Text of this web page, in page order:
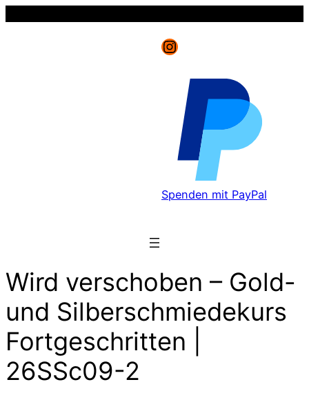
Instagram
Spenden mit PayPal
Wird verschoben – Gold-
und Silberschmiedekurs
Fortgeschritten |
26SSc09-2